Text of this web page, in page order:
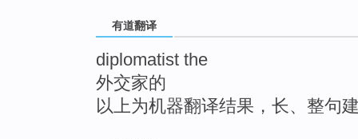
有道翻译
diplomatist the
外交家的
以上为机器翻译结果，长、整句